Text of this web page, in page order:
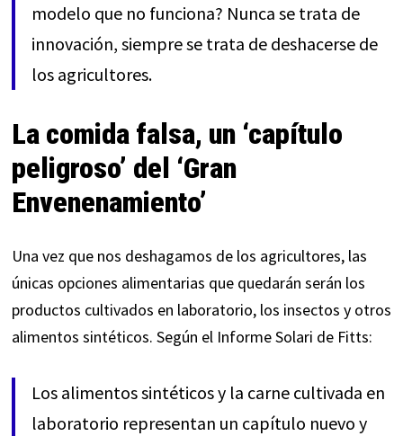
modelo que no funciona? Nunca se trata de
innovación, siempre se trata de deshacerse de
los agricultores.
La comida falsa, un ‘capítulo
peligroso’ del ‘Gran
Envenenamiento’
Una vez que nos deshagamos de los agricultores, las
únicas opciones alimentarias que quedarán serán los
productos cultivados en laboratorio, los insectos y otros
alimentos sintéticos. Según el Informe Solari de Fitts:
Los alimentos sintéticos y la carne cultivada en
laboratorio representan un capítulo nuevo y